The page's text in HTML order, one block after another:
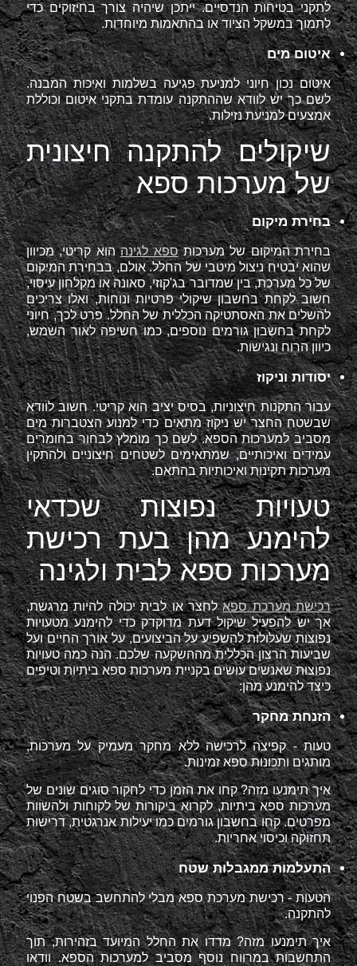
לתקני בטיחות הנדסיים. ייתכן שיהיה צורך בחיזוקים כדי
לתמוך במשקל הציוד או בהתאמות מיוחדות.
איטום מים
איטום נכון חיוני למניעת פגיעה בשלמות ואיכות המבנה.
לשם כך יש לוודא שההתקנה עומדת בתקני איטום וכוללת
אמצעים למניעת נזילות.
שיקולים להתקנה חיצונית
של מערכות ספא
בחירת מיקום
בחירת המיקום של מערכותספא לגינההוא קריטי, מכיוון
שהוא יבטיח ניצול מיטבי של החלל. אולם, בבחירת המיקום
של כל מערכת, בין שמדובר בג'קוזי, סאונה או מקלחון עיסוי,
חשוב לקחת בחשבון שיקולי פרטיות ונוחות, ואלו צריכים
להשלים את האסתטיקה הכללית של החלל. פרט לכך, חיוני
לקחת בחשבון גורמים נוספים, כמו חשיפה לאור השמש,
כיוון הרוח ונגישות.
יסודות וניקוז
עבור התקנות חיצוניות, בסיס יציב הוא קריטי. חשוב לוודא
שבשטח החצר יש ניקוז מתאים כדי למנוע הצטברות מים
מסביב למערכות הספא. לשם כך מומלץ לבחור בחומרים
עמידים ואיכותיים, שמתאימים לשטחים חיצוניים ולהתקין
מערכות תקינות ואיכותיות בהתאם.
טעויות נפוצות שכדאי
להימנע מהן בעת רכישת
מערכות ספא לבית ולגינה
רכישת מערכת ספאלחצר או לבית יכולה להיות מרגשת,
אך יש להפעיל שיקול דעת מדוקדק כדי להימנע מטעויות
נפוצות שעלולות להשפיע על הביצועים, על אורך החיים ועל
שביעות הרצון הכללית מההשקעה שלכם. הנה כמה טעויות
נפוצות שאנשים עושים בקניית מערכות ספא ביתיות וטיפים
כיצד להימנע מהן:
הזנחת מחקר
טעות - קפיצה לרכישה ללא מחקר מעמיק על מערכות,
מותגים ותכונות ספא זמינות.
איך תימנעו מזה? קחו את הזמן כדי לחקור סוגים שונים של
מערכות ספא ביתיות, לקרוא ביקורות של לקוחות ולהשוות
מפרטים. קחו בחשבון גורמים כמו יעילות אנרגטית, דרישות
תחזוקה וכיסוי אחריות.
התעלמות ממגבלות שטח
הטעות - רכישת מערכת ספא מבלי להתחשב בשטח הפנוי
להתקנה.
איך תימנעו מזה? מדדו את החלל המיועד בזהירות, תוך
התחשבות במרווח נוסף מסביב למערכות הספא. וודאו